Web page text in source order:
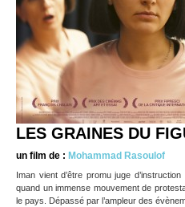
LES GRAINES DU
un film de : Mohammad Rasoulof
Iman vient d’être promu juge
quand un immense mouvement de
le pays. Dépassé par l’ampleur des